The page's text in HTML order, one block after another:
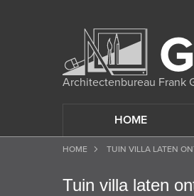
Architectenbureau Frank
HOME
HOME TUIN VILLA LATEN
Tuin villa laten